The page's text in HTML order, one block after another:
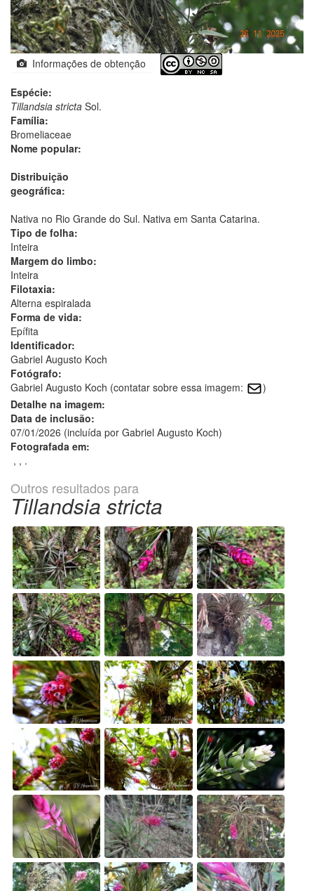
Informações de obtenção
Espécie:
Tillandsia stricta Sol.
Família:
Bromeliaceae
Nome popular:
Distribuição
geográfica:
Nativa no Rio Grande do Sul. Nativa em Santa Catarina.
Tipo de folha:
Inteira
Margem do limbo:
Inteira
Filotaxia:
Alterna espiralada
Forma de vida:
Epífita
Identificador:
Gabriel Augusto Koch
Fotógrafo:
Gabriel Augusto Koch (contatar sobre essa imagem:
)
Detalhe na imagem:
Data de inclusão:
07/01/2026 (incluída por Gabriel Augusto Koch)
Fotografada em:
, , .
Outros resultados para
Tillandsia stricta